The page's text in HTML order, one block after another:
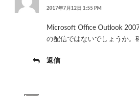
2017年7月12日 1:55 PM
Microsoft Office Outlook
の配信ではないでしょうか。
返信